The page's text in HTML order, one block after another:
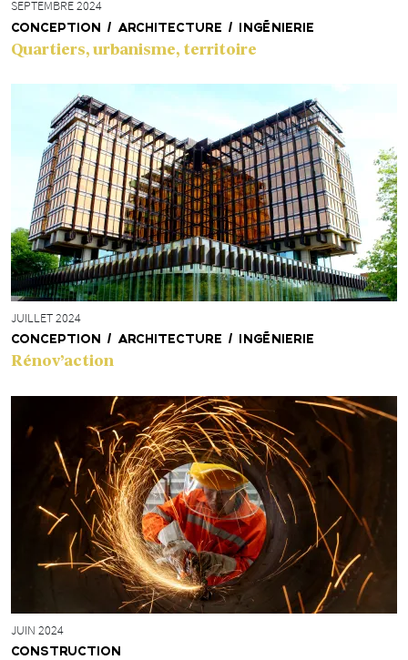
SEPTEMBRE 2024
CONCEPTION / ARCHITECTURE / INGÉNIERIE
Quartiers, urbanisme, territoire
JUILLET 2024
CONCEPTION / ARCHITECTURE / INGÉNIERIE
Rénov’action
JUIN 2024
CONSTRUCTION